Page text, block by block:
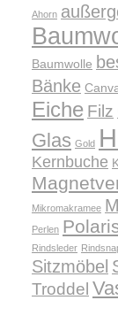
Ahorn
Baumwolle
Bänke
Eiche Filz
Glas Gold
Kernbuche
Mikromakramee
Perlen
Rindsleder
Sitzmöbel
Troddel